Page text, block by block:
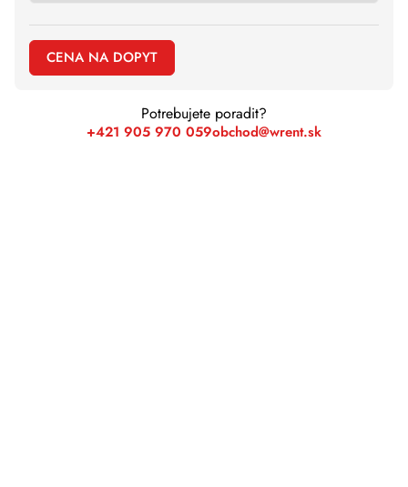
CENA NA DOPYT
Potrebujete poradit?
+421 905 970 059obchod@wrent.sk